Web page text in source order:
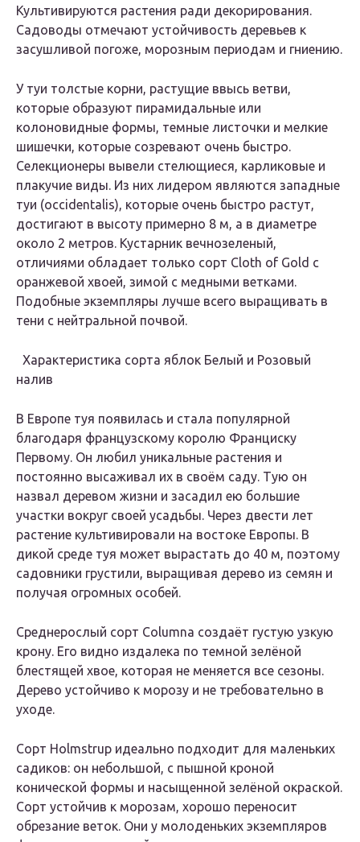
Культивируются растения ради декорирования.
Садоводы отмечают устойчивость деревьев к
засушливой погоже, морозным периодам и гниению.
У туи толстые корни, растущие ввысь ветви,
которые образуют пирамидальные или
колоновидные формы, темные листочки и мелкие
шишечки, которые созревают очень быстро.
Селекционеры вывели стелющиеся, карликовые и
плакучие виды. Из них лидером являются западные
туи (occidentalis), которые очень быстро растут,
достигают в высоту примерно 8 м, а в диаметре
около 2 метров. Кустарник вечнозеленый,
отличиями обладает только сорт Сloth of Gold с
оранжевой хвоей, зимой с медными ветками.
Подобные экземпляры лучше всего выращивать в
тени с нейтральной почвой.
Характеристика cорта яблок Белый и Розовый
налив
В Европе туя появилась и стала популярной
благодаря французскому королю Франциску
Первому. Он любил уникальные растения и
постоянно высаживал их в своём саду. Тую он
назвал деревом жизни и засадил ею большие
участки вокруг своей усадьбы. Через двести лет
растение культивировали на востоке Европы. В
дикой среде туя может вырастать до 40 м, поэтому
садовники грустили, выращивая дерево из семян и
получая огромных особей.
Среднерослый сорт Columna создаёт густую узкую
крону. Его видно издалека по темной зелёной
блестящей хвое, которая не меняется все сезоны.
Дерево устойчиво к морозу и не требовательно в
уходе.
Сорт Holmstrup идеально подходит для маленьких
садиков: он небольшой, с пышной кроной
конической формы и насыщенной зелёной окраской.
Сорт устойчив к морозам, хорошо переносит
обрезание веток. Они у молоденьких экземпляров